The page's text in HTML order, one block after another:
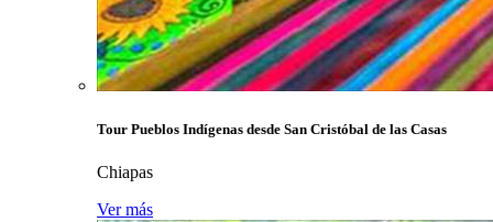
Tour Pueblos Indígenas desde San Cristóbal de las Casas
Chiapas
Ver más